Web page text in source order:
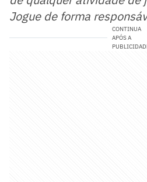
Jogue de forma
CONTINUA
APÓS A